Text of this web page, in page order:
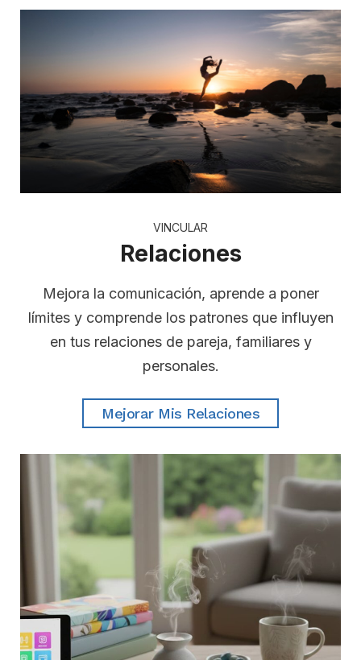
VINCULAR
Relaciones
Mejora la comunicación, aprende a poner
límites y comprende los patrones que influyen
en tus relaciones de pareja, familiares y
personales.
Mejorar Mis Relaciones